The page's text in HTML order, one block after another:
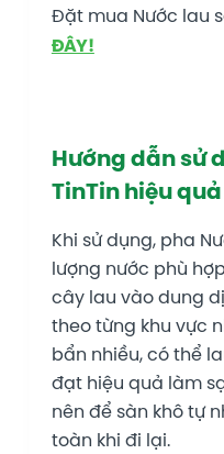
Đặt mua Nước lau
ĐÂY!
Hướng dẫn sử
TinTin hiệu quả
Khi sử dụng, pha
lượng nước phù
cây lau vào dung
theo từng khu vực
bẩn nhiều, có thể
đạt hiệu quả làm
nên để sàn khô tự
toàn khi đi lại.